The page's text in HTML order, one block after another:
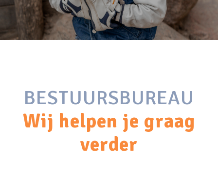
BESTUURSBUREAU
Wij helpen je graag
verder